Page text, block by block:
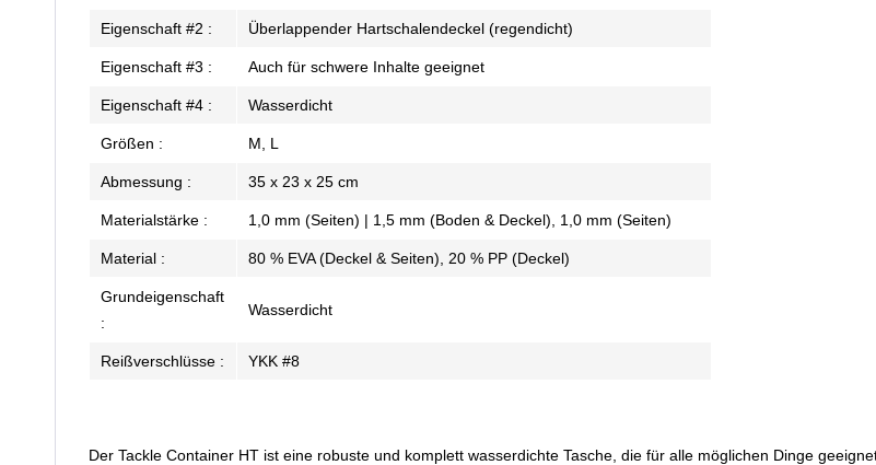
Eigenschaft #2 : Überlappender Hartschalendeckel (regendicht)
Eigenschaft #3 : Auch für schwere Inhalte geeignet
Eigenschaft #4 : Wasserdicht
Größen : M, L
Abmessung : 35 x 23 x 25 cm
Materialstärke : 1,0 mm (Seiten) | 1,5 mm (Boden & Deckel), 1,0 mm (Seiten)
Material : 80 % EVA (Deckel & Seiten), 20 % PP (Deckel)
Grundeigenschaft
:
Wasserdicht
Reißverschlüsse : YKK #8
Der Tackle Container HT ist eine robuste und komplett wasserdichte Tasche, die für alle möglichen Dinge